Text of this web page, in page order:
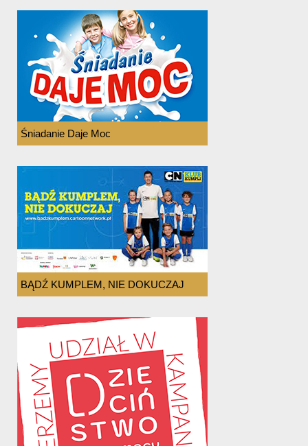
Śniadanie Daje Moc
BĄDŹ KUMPLEM, NIE DOKUCZAJ